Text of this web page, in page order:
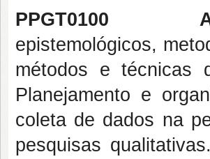
PPGT0100
epistemológicos,
métodos e técnicas
Planejamento e
coleta de dados na
pesquisas